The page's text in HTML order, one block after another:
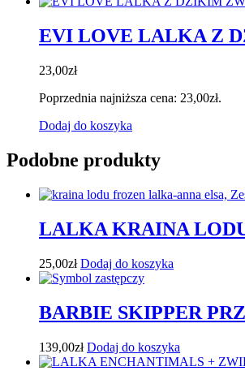
EVI LOVE LALKA Z
23,00zł
Poprzednia najniższa cena: 23,00zł.
Dodaj do koszyka
Podobne produkty
LALKA KRAINA
25,00zł Dodaj do koszyka
BARBIE SKIPPER
139,00zł Dodaj do koszyka